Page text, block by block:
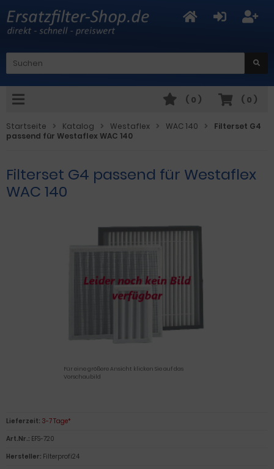
( 0 )
( 0 )
Startseite Katalog Westaflex WAC 140
Filterset G4
passend für Westaflex WAC 140
Filterset G4 passend für Westaflex
WAC 140
Für eine größere Ansicht klicken Sie auf das
Vorschaubild
Lieferzeit: 3-7 Tage*
Art.Nr.: EFS-720
Hersteller: Filterprofi24